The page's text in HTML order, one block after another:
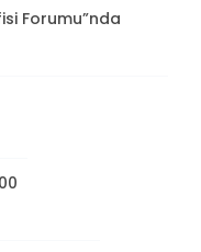
Forumu”nda